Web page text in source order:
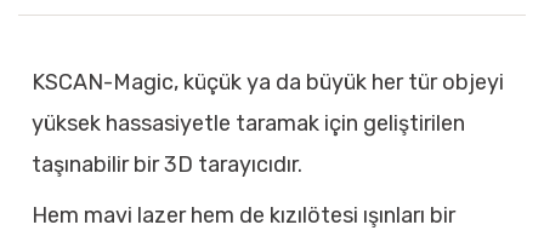
KSCAN-Magic, küçük ya da büyük her tür objeyi
yüksek hassasiyetle taramak için geliştirilen
taşınabilir bir 3D tarayıcıdır.
Hem mavi lazer hem de kızılötesi ışınları bir